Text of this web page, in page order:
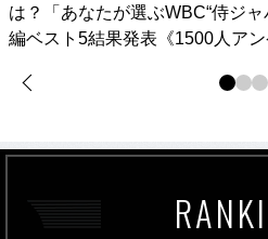
は？「あなたが選ぶWBC“侍ジ
編ベスト5結果発表《1500人アン